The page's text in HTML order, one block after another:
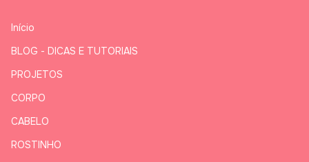
Início
BLOG - DICAS E TUTORIAIS
PROJETOS
CORPO
CABELO
ROSTINHO